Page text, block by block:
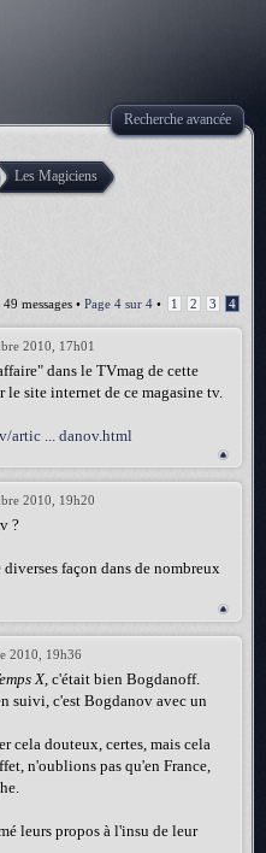
Recherche avancée
Les Magiciens
49 messages • Page 4 sur 4 • 1 2 3 4
2010, 17h01
dans le TVmag de cette
le site internet de ce magasine tv.
artic ... danov.html
2010, 19h20
?
façon dans de nombreux
2010, 19h36
X, c'était bien Bogdanoff.
suivi, c'est Bogdanov avec un
cela douteux, certes, mais cela
n'oublions pas qu'en France,
leurs propos à l'insu de leur